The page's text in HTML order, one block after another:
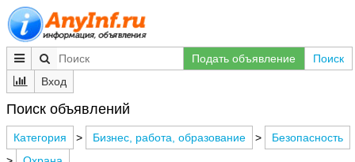
Подать объявление
Поиск
Вход
Поиск объявлений
Категория > Бизнес, работа, образование >
Безопасность